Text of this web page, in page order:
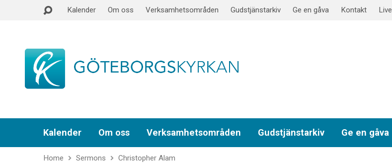
Kalender Om oss Verksamhetsområden Gudstjänstarkiv Ge en gåva Kontakt Live
Kalender Om oss Verksamhetsområden Gudstjänstarkiv Ge en gåva
Home Sermons Christopher Alam